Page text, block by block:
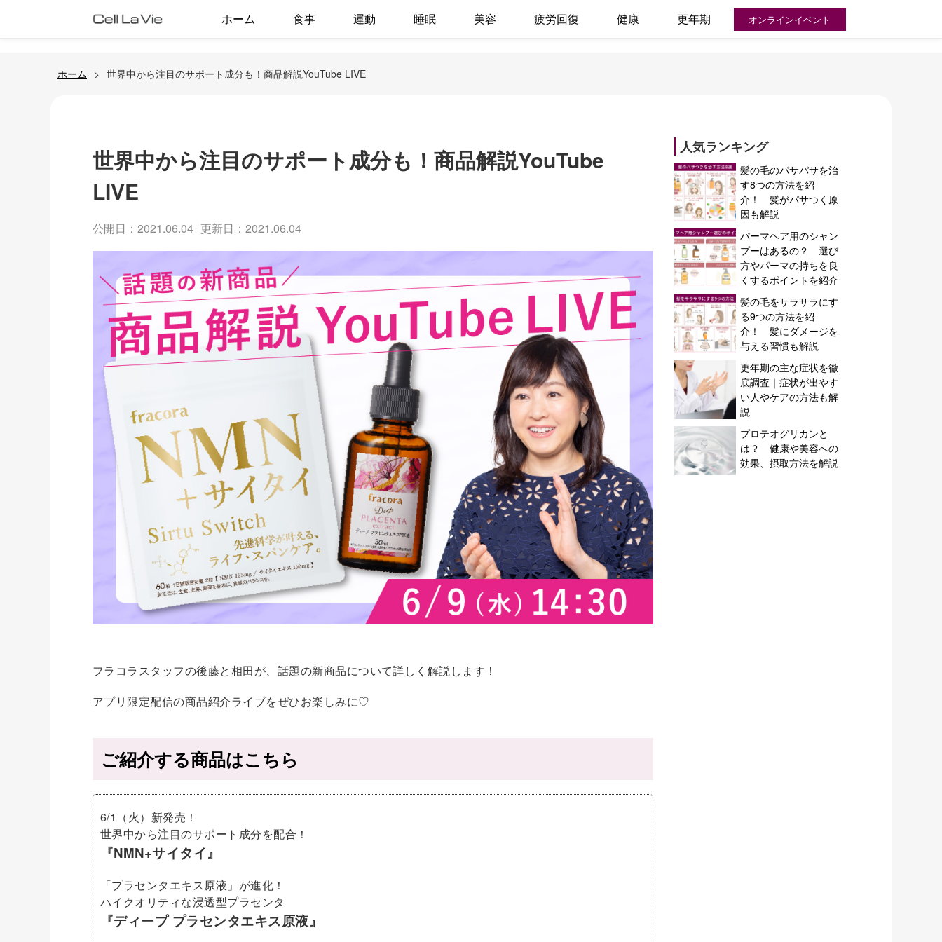
ホーム 食事 運動 睡眠 美容 疲労回復 健康 更年期 オンラインイベント
ホーム 世界中から注目のサポート成分も！商品解説YouTube LIVE
世界中から注目のサポート成分も！商品解説YouTube
LIVE
公開日：2021.06.04 更新日：2021.06.04
フラコラスタッフの後藤と相田が、話題の新商品について詳しく解説します！
アプリ限定配信の商品紹介ライブをぜひお楽しみに♡
ご紹介する商品はこちら
6/1（火）新発売！
世界中から注目のサポート成分を配合！
『NMN+サイタイ』
「プラセンタエキス原液」が進化！
ハイクオリティな浸透型プラセンタ
『ディープ プラセンタエキス原液』
人気ランキング
髪の毛のパサパサを治
す8つの方法を紹
介！ 髪がパサつく原
因も解説
パーマヘア用のシャン
プーはあるの？ 選び
方やパーマの持ちを良
くするポイントを紹介
髪の毛をサラサラにす
る9つの方法を紹
介！ 髪にダメージを
与える習慣も解説
更年期の主な症状を徹
底調査｜症状が出やす
い人やケアの方法も解
説
プロテオグリカンと
は？ 健康や美容への
効果、摂取方法を解説